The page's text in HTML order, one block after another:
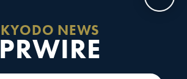
KYODO NEWS
PRWIRE